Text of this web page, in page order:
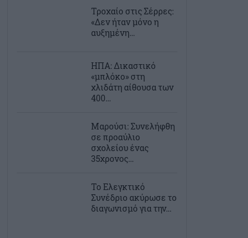
Τροχαίο στις Σέρρες:
«Δεν ήταν μόνο η
αυξημένη...
ΗΠΑ: Δικαστικό
«μπλόκο» στη
χλιδάτη αίθουσα των
400...
Μαρούσι: Συνελήφθη
σε προαύλιο
σχολείου ένας
35χρονος...
Το Ελεγκτικό
Συνέδριο ακύρωσε το
διαγωνισμό για την...